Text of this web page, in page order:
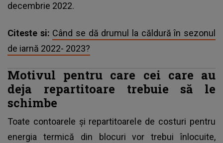
decembrie 2022.
Citeste si: Când se dă drumul la căldură în sezonul
de iarnă 2022- 2023?
Motivul pentru care cei care au
deja repartitoare trebuie să le
schimbe
Toate contoarele și repartitoarele de costuri pentru
energia termică din blocuri vor trebui înlocuite,